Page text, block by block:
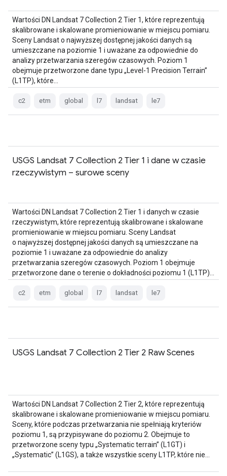
Wartości DN Landsat 7 Collection 2 Tier 1, które reprezentują
skalibrowane i skalowane promieniowanie w miejscu pomiaru.
Sceny Landsat o najwyższej dostępnej jakości danych są
umieszczane na poziomie 1 i uważane za odpowiednie do
analizy przetwarzania szeregów czasowych. Poziom 1
obejmuje przetworzone dane typu „Level-1 Precision Terrain”
(L1TP), które…
c2 etm global l7 landsat le7
USGS Landsat 7 Collection 2 Tier 1 i dane w czasie
rzeczywistym – surowe sceny
Wartości DN Landsat 7 Collection 2 Tier 1 i danych w czasie
rzeczywistym, które reprezentują skalibrowane i skalowane
promieniowanie w miejscu pomiaru. Sceny Landsat
o najwyższej dostępnej jakości danych są umieszczane na
poziomie 1 i uważane za odpowiednie do analizy
przetwarzania szeregów czasowych. Poziom 1 obejmuje
przetworzone dane o terenie o dokładności poziomu 1 (L1TP)…
c2 etm global l7 landsat le7
USGS Landsat 7 Collection 2 Tier 2 Raw Scenes
Wartości DN Landsat 7 Collection 2 Tier 2, które reprezentują
skalibrowane i skalowane promieniowanie w miejscu pomiaru.
Sceny, które podczas przetwarzania nie spełniają kryteriów
poziomu 1, są przypisywane do poziomu 2. Obejmuje to
przetworzone sceny typu „Systematic terrain” (L1GT) i
„Systematic” (L1GS), a także wszystkie sceny L1TP, które nie…